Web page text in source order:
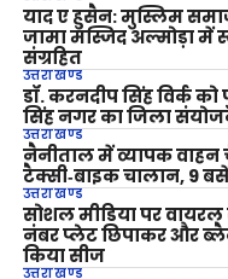
याद ए हुसैन: मुस्लिम
जामा मस्जिद अल्मोड़ा में
संग्रहित
उत्तराखण्ड
डॉ. करनदीप सिंह विर्क
सिंह नगर का जिला
उत्तराखण्ड
नैनीताल में व्यापक
टैक्सी‑बाइक चालान, 9
उत्तराखण्ड
सोशल मीडिया पर वायरल
नंबर प्लेट छिपाकर और
किया सीज
उत्तराखण्ड